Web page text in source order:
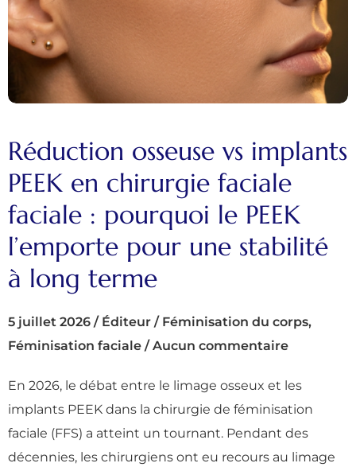
Réduction osseuse vs implants
PEEK en chirurgie faciale
faciale : pourquoi le PEEK
l’emporte pour une stabilité
à long terme
5 juillet 2026 / Éditeur / Féminisation du corps,
Féminisation faciale / Aucun commentaire
En 2026, le débat entre le limage osseux et les
implants PEEK dans la chirurgie de féminisation
faciale (FFS) a atteint un tournant. Pendant des
décennies, les chirurgiens ont eu recours au limage